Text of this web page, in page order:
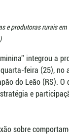
e produtoras rurais
integrou a
feira (25), no
do Leão (RS).
e
sobre